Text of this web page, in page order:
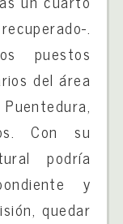
.
puestos
del área
Con su
podría
y
quedar